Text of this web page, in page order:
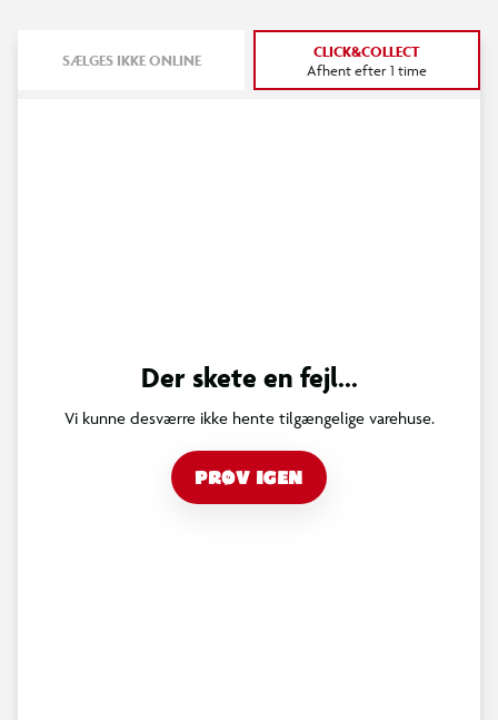
SÆLGES IKKE ONLINE CLICK&COLLECT
Afhent efter 1 time
Der skete en fejl...
Vi kunne desværre ikke hente tilgængelige varehuse.
PRØV IGEN